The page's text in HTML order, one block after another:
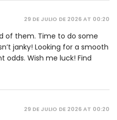
29 DE JULIO DE 2026 AT 00:20
of them. Time to do some
janky! Looking for a smooth
odds. Wish me luck! Find
29 DE JULIO DE 2026 AT 00:20